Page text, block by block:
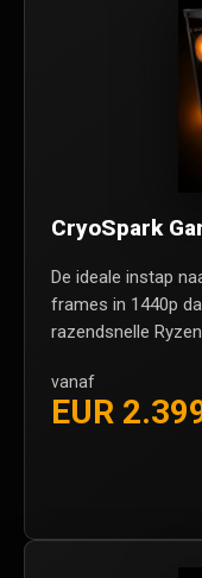
CryoSpark
De ideale instap
frames in 1440p
razendsnelle
vanaf
EUR